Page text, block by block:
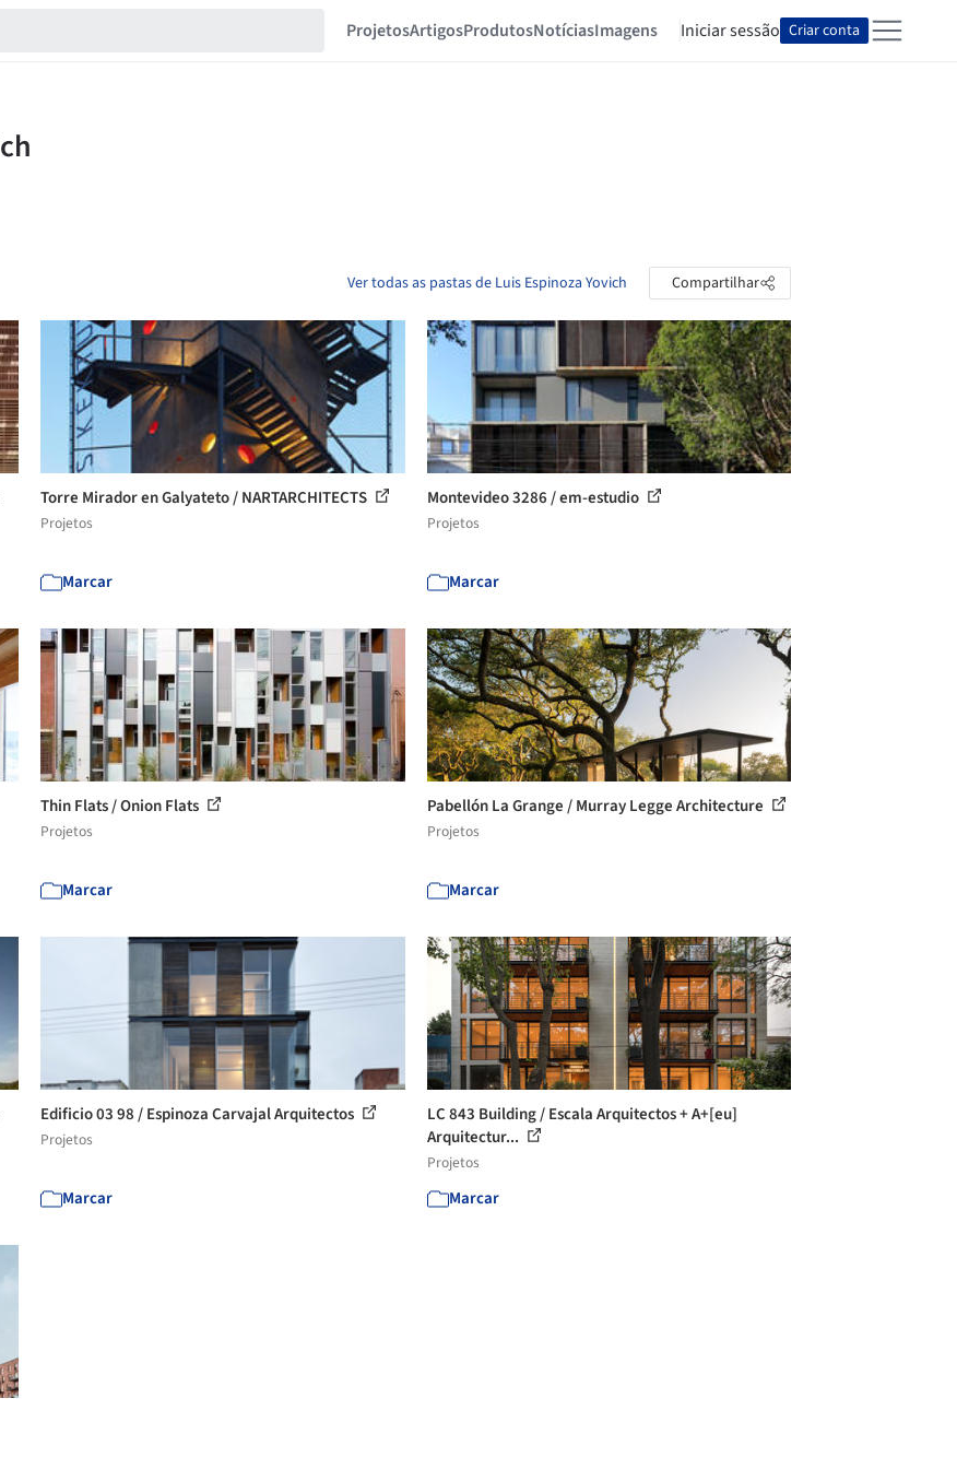
ProjetosArtigosProdutosNotíciasImagens Iniciar sessão Criar conta
Ver todas as pastas de Luis Espinoza Yovich Compartilhar
Torre Mirador en Galyateto / NARTARCHITECTS
Projetos
Marcar
Montevideo 3286 / em-estudio
Projetos
Marcar
Thin Flats / Onion Flats
Projetos
Marcar
Pabellón La Grange / Murray Legge Architecture
Projetos
Marcar
Edificio 03 98 / Espinoza Carvajal Arquitectos
Projetos
Marcar
LC 843 Building / Escala Arquitectos + A+[eu]
Arquitectur...
Projetos
Marcar